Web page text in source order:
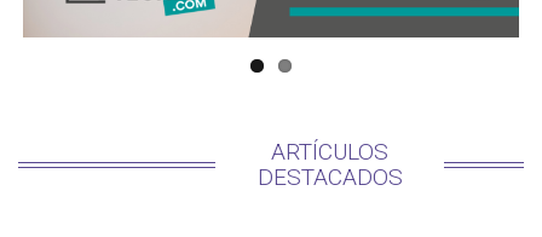
ARTÍCULOS
DESTACADOS